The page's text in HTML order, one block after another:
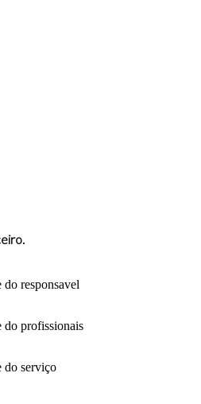
do responsavel
do profissionais
do serviço